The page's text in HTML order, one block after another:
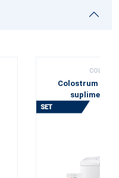
Colostrum
supliment